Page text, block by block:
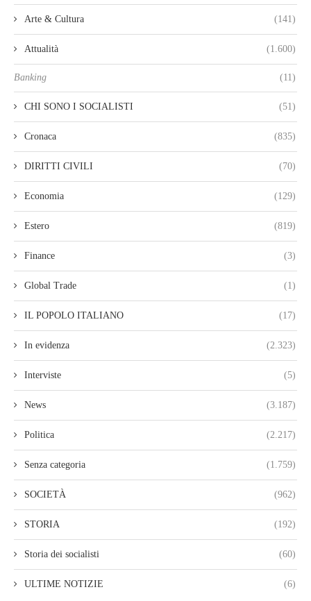
Arte & Cultura (141)
Attualità (1.600)
Banking (11)
CHI SONO I SOCIALISTI (51)
Cronaca (835)
DIRITTI CIVILI (70)
Economia (129)
Estero (819)
Finance (3)
Global Trade (1)
IL POPOLO ITALIANO (17)
In evidenza (2.323)
Interviste (5)
News (3.187)
Politica (2.217)
Senza categoria (1.759)
SOCIETÀ (962)
STORIA (192)
Storia dei socialisti (60)
ULTIME NOTIZIE (6)